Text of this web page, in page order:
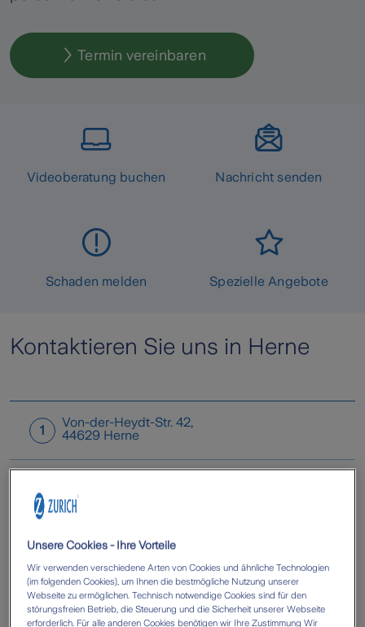
Termin vereinbaren
Videoberatung buchen Nachricht senden
Schaden melden Spezielle Angebote
Kontaktieren Sie uns in Herne
1
Von-der-Heydt-Str. 42,
44629 Herne
Unsere Cookies - Ihre Vorteile
Wir verwenden verschiedene Arten von Cookies und ähnliche Technologien
(im folgenden Cookies), um Ihnen die bestmögliche Nutzung unserer
Webseite zu ermöglichen. Technisch notwendige Cookies sind für den
störungsfreien Betrieb, die Steuerung und die Sicherheit unserer Webseite
erforderlich. Für alle anderen Cookies benötigen wir Ihre Zustimmung Wir